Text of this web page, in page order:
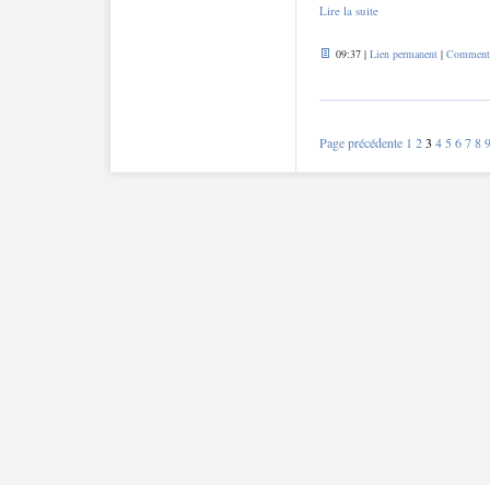
Lire la suite
09:37 | Lien permanent|
Page précédente 1 2 3 4 5 6 7 8 9